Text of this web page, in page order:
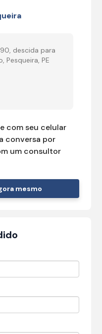
descida para
Pesqueira, PE
com seu celular
conversa por
um consultor
mesmo